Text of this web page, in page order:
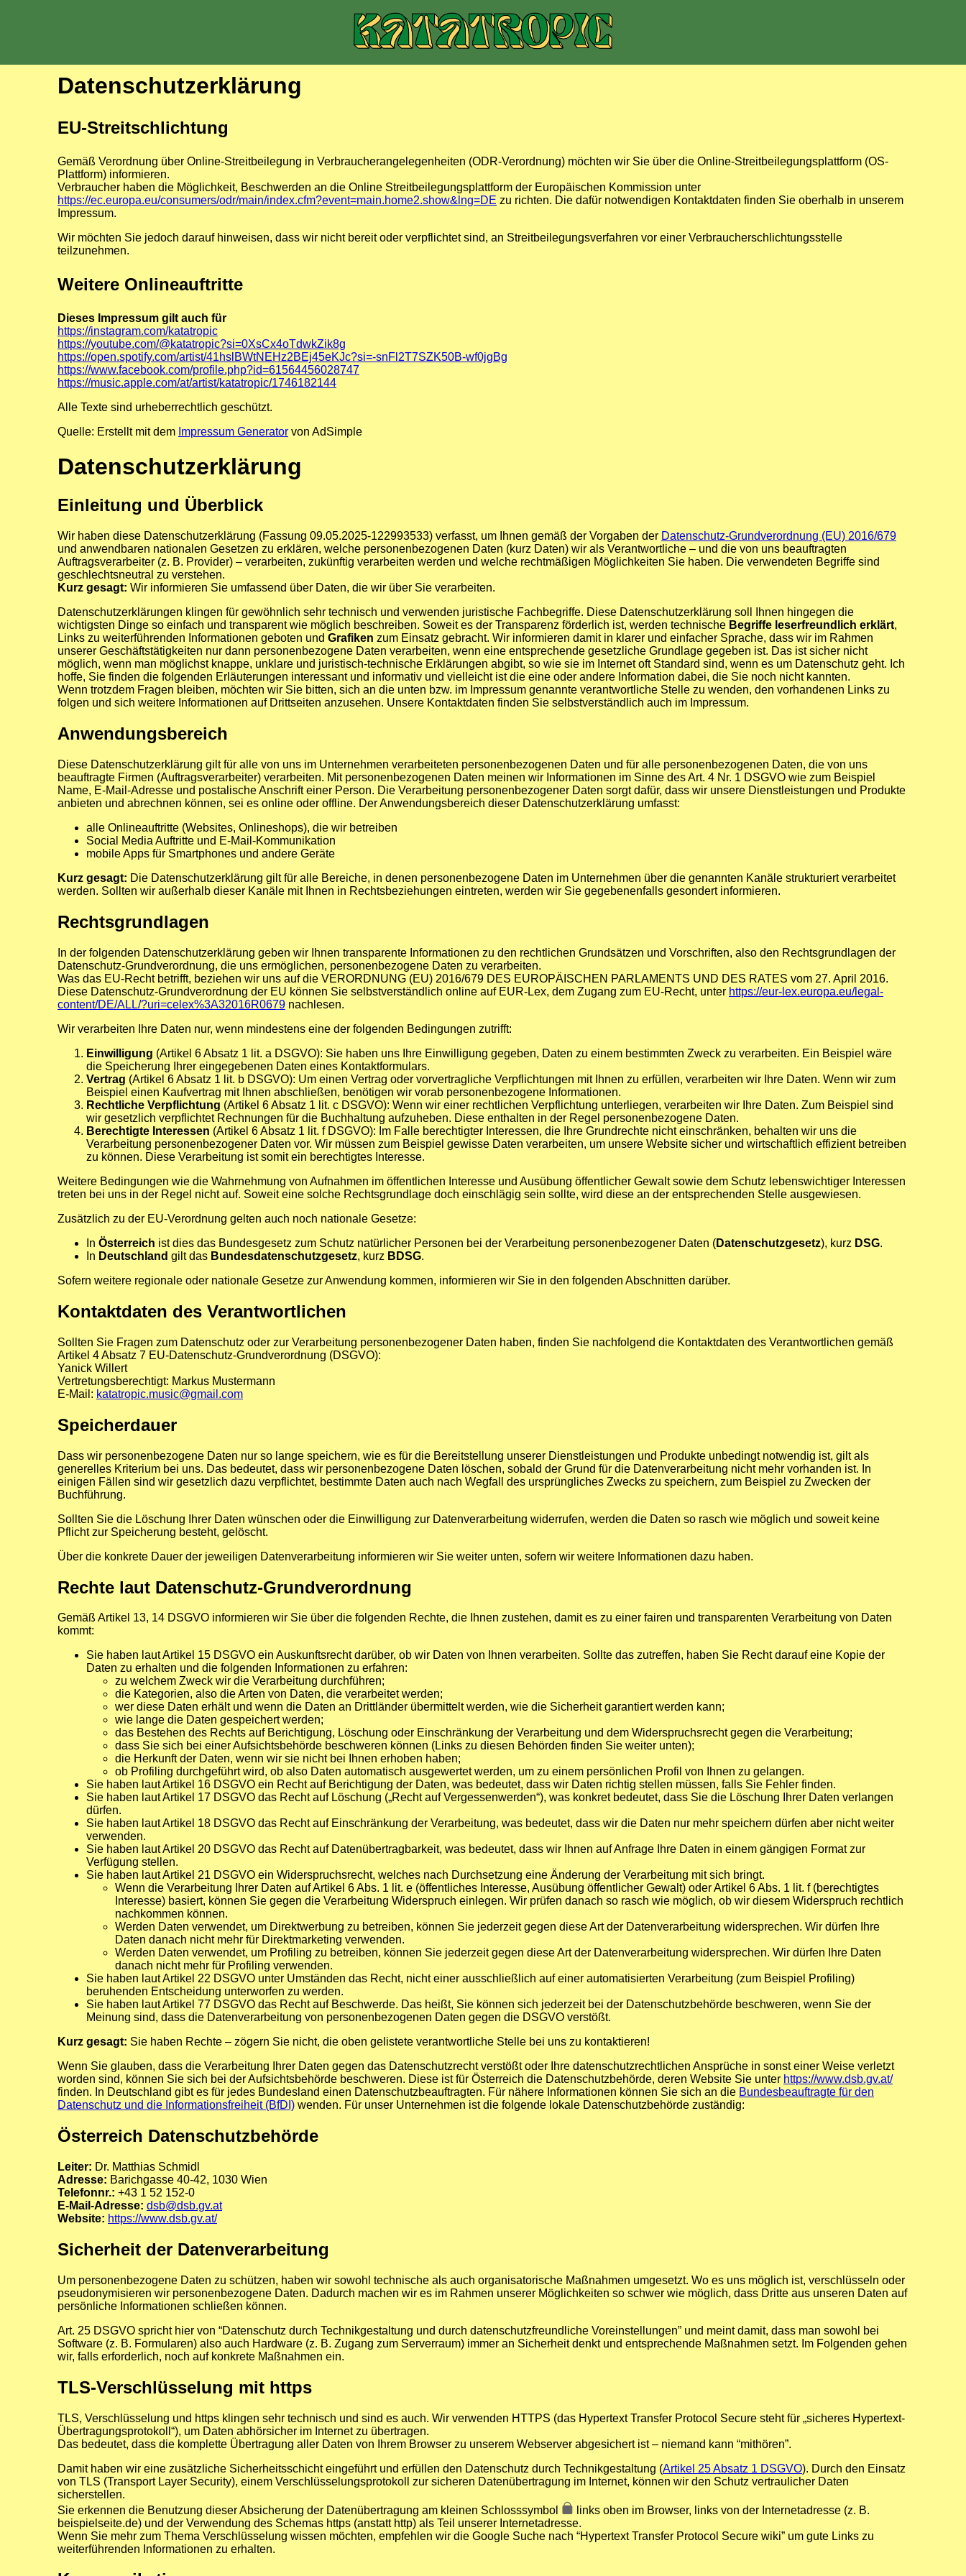
Datenschutzerklärung
EU-Streitschlichtung
Gemäß Verordnung über Online-Streitbeilegung in Verbraucherangelegenheiten (ODR-Verordnung) möchten wir Sie über die Online-Streitbeilegungsplattform (OS-
Plattform) informieren.
Verbraucher haben die Möglichkeit, Beschwerden an die Online Streitbeilegungsplattform der Europäischen Kommission unter
https://ec.europa.eu/consumers/odr/main/index.cfm?event=main.home2.show&lng=DE zu richten. Die dafür notwendigen Kontaktdaten finden Sie oberhalb in unserem
Impressum.
Wir möchten Sie jedoch darauf hinweisen, dass wir nicht bereit oder verpflichtet sind, an Streitbeilegungsverfahren vor einer Verbraucherschlichtungsstelle
teilzunehmen.
Weitere Onlineauftritte
Dieses Impressum gilt auch für
https://instagram.com/katatropic
https://youtube.com/@katatropic?si=0XsCx4oTdwkZik8g
https://open.spotify.com/artist/41hslBWtNEHz2BEj45eKJc?si=-snFl2T7SZK50B-wf0jgBg
https://www.facebook.com/profile.php?id=61564456028747
https://music.apple.com/at/artist/katatropic/1746182144
Alle Texte sind urheberrechtlich geschützt.
Quelle: Erstellt mit dem Impressum Generator von AdSimple
Datenschutzerklärung
Einleitung und Überblick
Wir haben diese Datenschutzerklärung (Fassung 09.05.2025-122993533) verfasst, um Ihnen gemäß der Vorgaben der Datenschutz-Grundverordnung (EU) 2016/679
und anwendbaren nationalen Gesetzen zu erklären, welche personenbezogenen Daten (kurz Daten) wir als Verantwortliche – und die von uns beauftragten
Auftragsverarbeiter (z. B. Provider) – verarbeiten, zukünftig verarbeiten werden und welche rechtmäßigen Möglichkeiten Sie haben. Die verwendeten Begriffe sind
geschlechtsneutral zu verstehen.
Kurz gesagt: Wir informieren Sie umfassend über Daten, die wir über Sie verarbeiten.
Datenschutzerklärungen klingen für gewöhnlich sehr technisch und verwenden juristische Fachbegriffe. Diese Datenschutzerklärung soll Ihnen hingegen die
wichtigsten Dinge so einfach und transparent wie möglich beschreiben. Soweit es der Transparenz förderlich ist, werden technische Begriffe leserfreundlich erklärt,
Links zu weiterführenden Informationen geboten und Grafiken zum Einsatz gebracht. Wir informieren damit in klarer und einfacher Sprache, dass wir im Rahmen
unserer Geschäftstätigkeiten nur dann personenbezogene Daten verarbeiten, wenn eine entsprechende gesetzliche Grundlage gegeben ist. Das ist sicher nicht
möglich, wenn man möglichst knappe, unklare und juristisch-technische Erklärungen abgibt, so wie sie im Internet oft Standard sind, wenn es um Datenschutz geht. Ich
hoffe, Sie finden die folgenden Erläuterungen interessant und informativ und vielleicht ist die eine oder andere Information dabei, die Sie noch nicht kannten.
Wenn trotzdem Fragen bleiben, möchten wir Sie bitten, sich an die unten bzw. im Impressum genannte verantwortliche Stelle zu wenden, den vorhandenen Links zu
folgen und sich weitere Informationen auf Drittseiten anzusehen. Unsere Kontaktdaten finden Sie selbstverständlich auch im Impressum.
Anwendungsbereich
Diese Datenschutzerklärung gilt für alle von uns im Unternehmen verarbeiteten personenbezogenen Daten und für alle personenbezogenen Daten, die von uns
beauftragte Firmen (Auftragsverarbeiter) verarbeiten. Mit personenbezogenen Daten meinen wir Informationen im Sinne des Art. 4 Nr. 1 DSGVO wie zum Beispiel
Name, E-Mail-Adresse und postalische Anschrift einer Person. Die Verarbeitung personenbezogener Daten sorgt dafür, dass wir unsere Dienstleistungen und Produkte
anbieten und abrechnen können, sei es online oder offline. Der Anwendungsbereich dieser Datenschutzerklärung umfasst:
alle Onlineauftritte (Websites, Onlineshops), die wir betreiben
Social Media Auftritte und E-Mail-Kommunikation
mobile Apps für Smartphones und andere Geräte
Kurz gesagt: Die Datenschutzerklärung gilt für alle Bereiche, in denen personenbezogene Daten im Unternehmen über die genannten Kanäle strukturiert verarbeitet
werden. Sollten wir außerhalb dieser Kanäle mit Ihnen in Rechtsbeziehungen eintreten, werden wir Sie gegebenenfalls gesondert informieren.
Rechtsgrundlagen
In der folgenden Datenschutzerklärung geben wir Ihnen transparente Informationen zu den rechtlichen Grundsätzen und Vorschriften, also den Rechtsgrundlagen der
Datenschutz-Grundverordnung, die uns ermöglichen, personenbezogene Daten zu verarbeiten.
Was das EU-Recht betrifft, beziehen wir uns auf die VERORDNUNG (EU) 2016/679 DES EUROPÄISCHEN PARLAMENTS UND DES RATES vom 27. April 2016.
Diese Datenschutz-Grundverordnung der EU können Sie selbstverständlich online auf EUR-Lex, dem Zugang zum EU-Recht, unter https://eur-lex.europa.eu/legal-
content/DE/ALL/?uri=celex%3A32016R0679 nachlesen.
Wir verarbeiten Ihre Daten nur, wenn mindestens eine der folgenden Bedingungen zutrifft:
Einwilligung (Artikel 6 Absatz 1 lit. a DSGVO): Sie haben uns Ihre Einwilligung gegeben, Daten zu einem bestimmten Zweck zu verarbeiten. Ein Beispiel wäre
die Speicherung Ihrer eingegebenen Daten eines Kontaktformulars.
Vertrag (Artikel 6 Absatz 1 lit. b DSGVO): Um einen Vertrag oder vorvertragliche Verpflichtungen mit Ihnen zu erfüllen, verarbeiten wir Ihre Daten. Wenn wir zum
Beispiel einen Kaufvertrag mit Ihnen abschließen, benötigen wir vorab personenbezogene Informationen.
Rechtliche Verpflichtung (Artikel 6 Absatz 1 lit. c DSGVO): Wenn wir einer rechtlichen Verpflichtung unterliegen, verarbeiten wir Ihre Daten. Zum Beispiel sind
wir gesetzlich verpflichtet Rechnungen für die Buchhaltung aufzuheben. Diese enthalten in der Regel personenbezogene Daten.
Berechtigte Interessen (Artikel 6 Absatz 1 lit. f DSGVO): Im Falle berechtigter Interessen, die Ihre Grundrechte nicht einschränken, behalten wir uns die
Verarbeitung personenbezogener Daten vor. Wir müssen zum Beispiel gewisse Daten verarbeiten, um unsere Website sicher und wirtschaftlich effizient betreiben
zu können. Diese Verarbeitung ist somit ein berechtigtes Interesse.
Weitere Bedingungen wie die Wahrnehmung von Aufnahmen im öffentlichen Interesse und Ausübung öffentlicher Gewalt sowie dem Schutz lebenswichtiger Interessen
treten bei uns in der Regel nicht auf. Soweit eine solche Rechtsgrundlage doch einschlägig sein sollte, wird diese an der entsprechenden Stelle ausgewiesen.
Zusätzlich zu der EU-Verordnung gelten auch noch nationale Gesetze:
In Österreich ist dies das Bundesgesetz zum Schutz natürlicher Personen bei der Verarbeitung personenbezogener Daten (Datenschutzgesetz), kurz DSG.
In Deutschland gilt das Bundesdatenschutzgesetz, kurz BDSG.
Sofern weitere regionale oder nationale Gesetze zur Anwendung kommen, informieren wir Sie in den folgenden Abschnitten darüber.
Kontaktdaten des Verantwortlichen
Sollten Sie Fragen zum Datenschutz oder zur Verarbeitung personenbezogener Daten haben, finden Sie nachfolgend die Kontaktdaten des Verantwortlichen gemäß
Artikel 4 Absatz 7 EU-Datenschutz-Grundverordnung (DSGVO):
Yanick Willert
Vertretungsberechtigt: Markus Mustermann
E-Mail: katatropic.music@gmail.com
Speicherdauer
Dass wir personenbezogene Daten nur so lange speichern, wie es für die Bereitstellung unserer Dienstleistungen und Produkte unbedingt notwendig ist, gilt als
generelles Kriterium bei uns. Das bedeutet, dass wir personenbezogene Daten löschen, sobald der Grund für die Datenverarbeitung nicht mehr vorhanden ist. In
einigen Fällen sind wir gesetzlich dazu verpflichtet, bestimmte Daten auch nach Wegfall des ursprüngliches Zwecks zu speichern, zum Beispiel zu Zwecken der
Buchführung.
Sollten Sie die Löschung Ihrer Daten wünschen oder die Einwilligung zur Datenverarbeitung widerrufen, werden die Daten so rasch wie möglich und soweit keine
Pflicht zur Speicherung besteht, gelöscht.
Über die konkrete Dauer der jeweiligen Datenverarbeitung informieren wir Sie weiter unten, sofern wir weitere Informationen dazu haben.
Rechte laut Datenschutz-Grundverordnung
Gemäß Artikel 13, 14 DSGVO informieren wir Sie über die folgenden Rechte, die Ihnen zustehen, damit es zu einer fairen und transparenten Verarbeitung von Daten
kommt:
Sie haben laut Artikel 15 DSGVO ein Auskunftsrecht darüber, ob wir Daten von Ihnen verarbeiten. Sollte das zutreffen, haben Sie Recht darauf eine Kopie der
Daten zu erhalten und die folgenden Informationen zu erfahren:
zu welchem Zweck wir die Verarbeitung durchführen;
die Kategorien, also die Arten von Daten, die verarbeitet werden;
wer diese Daten erhält und wenn die Daten an Drittländer übermittelt werden, wie die Sicherheit garantiert werden kann;
wie lange die Daten gespeichert werden;
das Bestehen des Rechts auf Berichtigung, Löschung oder Einschränkung der Verarbeitung und dem Widerspruchsrecht gegen die Verarbeitung;
dass Sie sich bei einer Aufsichtsbehörde beschweren können (Links zu diesen Behörden finden Sie weiter unten);
die Herkunft der Daten, wenn wir sie nicht bei Ihnen erhoben haben;
ob Profiling durchgeführt wird, ob also Daten automatisch ausgewertet werden, um zu einem persönlichen Profil von Ihnen zu gelangen.
Sie haben laut Artikel 16 DSGVO ein Recht auf Berichtigung der Daten, was bedeutet, dass wir Daten richtig stellen müssen, falls Sie Fehler finden.
Sie haben laut Artikel 17 DSGVO das Recht auf Löschung („Recht auf Vergessenwerden“), was konkret bedeutet, dass Sie die Löschung Ihrer Daten verlangen
dürfen.
Sie haben laut Artikel 18 DSGVO das Recht auf Einschränkung der Verarbeitung, was bedeutet, dass wir die Daten nur mehr speichern dürfen aber nicht weiter
verwenden.
Sie haben laut Artikel 20 DSGVO das Recht auf Datenübertragbarkeit, was bedeutet, dass wir Ihnen auf Anfrage Ihre Daten in einem gängigen Format zur
Verfügung stellen.
Sie haben laut Artikel 21 DSGVO ein Widerspruchsrecht, welches nach Durchsetzung eine Änderung der Verarbeitung mit sich bringt.
Wenn die Verarbeitung Ihrer Daten auf Artikel 6 Abs. 1 lit. e (öffentliches Interesse, Ausübung öffentlicher Gewalt) oder Artikel 6 Abs. 1 lit. f (berechtigtes
Interesse) basiert, können Sie gegen die Verarbeitung Widerspruch einlegen. Wir prüfen danach so rasch wie möglich, ob wir diesem Widerspruch rechtlich
nachkommen können.
Werden Daten verwendet, um Direktwerbung zu betreiben, können Sie jederzeit gegen diese Art der Datenverarbeitung widersprechen. Wir dürfen Ihre
Daten danach nicht mehr für Direktmarketing verwenden.
Werden Daten verwendet, um Profiling zu betreiben, können Sie jederzeit gegen diese Art der Datenverarbeitung widersprechen. Wir dürfen Ihre Daten
danach nicht mehr für Profiling verwenden.
Sie haben laut Artikel 22 DSGVO unter Umständen das Recht, nicht einer ausschließlich auf einer automatisierten Verarbeitung (zum Beispiel Profiling)
beruhenden Entscheidung unterworfen zu werden.
Sie haben laut Artikel 77 DSGVO das Recht auf Beschwerde. Das heißt, Sie können sich jederzeit bei der Datenschutzbehörde beschweren, wenn Sie der
Meinung sind, dass die Datenverarbeitung von personenbezogenen Daten gegen die DSGVO verstößt.
Kurz gesagt: Sie haben Rechte – zögern Sie nicht, die oben gelistete verantwortliche Stelle bei uns zu kontaktieren!
Wenn Sie glauben, dass die Verarbeitung Ihrer Daten gegen das Datenschutzrecht verstößt oder Ihre datenschutzrechtlichen Ansprüche in sonst einer Weise verletzt
worden sind, können Sie sich bei der Aufsichtsbehörde beschweren. Diese ist für Österreich die Datenschutzbehörde, deren Website Sie unter https://www.dsb.gv.at/
finden. In Deutschland gibt es für jedes Bundesland einen Datenschutzbeauftragten. Für nähere Informationen können Sie sich an die Bundesbeauftragte für den
Datenschutz und die Informationsfreiheit (BfDI) wenden. Für unser Unternehmen ist die folgende lokale Datenschutzbehörde zuständig:
Österreich Datenschutzbehörde
Leiter: Dr. Matthias Schmidl
Adresse: Barichgasse 40-42, 1030 Wien
Telefonnr.: +43 1 52 152-0
E-Mail-Adresse: dsb@dsb.gv.at
Website: https://www.dsb.gv.at/
Sicherheit der Datenverarbeitung
Um personenbezogene Daten zu schützen, haben wir sowohl technische als auch organisatorische Maßnahmen umgesetzt. Wo es uns möglich ist, verschlüsseln oder
pseudonymisieren wir personenbezogene Daten. Dadurch machen wir es im Rahmen unserer Möglichkeiten so schwer wie möglich, dass Dritte aus unseren Daten auf
persönliche Informationen schließen können.
Art. 25 DSGVO spricht hier von “Datenschutz durch Technikgestaltung und durch datenschutzfreundliche Voreinstellungen” und meint damit, dass man sowohl bei
Software (z. B. Formularen) also auch Hardware (z. B. Zugang zum Serverraum) immer an Sicherheit denkt und entsprechende Maßnahmen setzt. Im Folgenden gehen
wir, falls erforderlich, noch auf konkrete Maßnahmen ein.
TLS-Verschlüsselung mit https
TLS, Verschlüsselung und https klingen sehr technisch und sind es auch. Wir verwenden HTTPS (das Hypertext Transfer Protocol Secure steht für „sicheres Hypertext-
Übertragungsprotokoll“), um Daten abhörsicher im Internet zu übertragen.
Das bedeutet, dass die komplette Übertragung aller Daten von Ihrem Browser zu unserem Webserver abgesichert ist – niemand kann “mithören”.
Damit haben wir eine zusätzliche Sicherheitsschicht eingeführt und erfüllen den Datenschutz durch Technikgestaltung (Artikel 25 Absatz 1 DSGVO). Durch den Einsatz
von TLS (Transport Layer Security), einem Verschlüsselungsprotokoll zur sicheren Datenübertragung im Internet, können wir den Schutz vertraulicher Daten
sicherstellen.
Sie erkennen die Benutzung dieser Absicherung der Datenübertragung am kleinen Schlosssymbol
links oben im Browser, links von der Internetadresse (z. B.
beispielseite.de) und der Verwendung des Schemas https (anstatt http) als Teil unserer Internetadresse.
Wenn Sie mehr zum Thema Verschlüsselung wissen möchten, empfehlen wir die Google Suche nach “Hypertext Transfer Protocol Secure wiki” um gute Links zu
weiterführenden Informationen zu erhalten.